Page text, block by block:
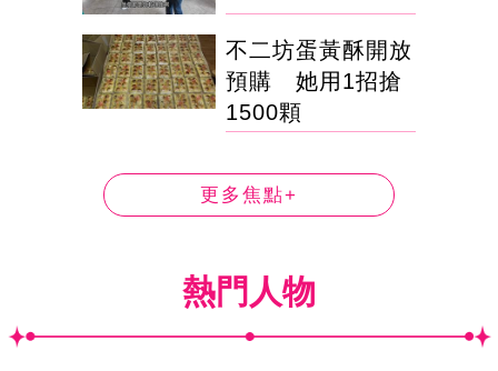
不二坊蛋黃酥開放
預購 她用1招搶
1500顆
更多焦點+
熱門人物